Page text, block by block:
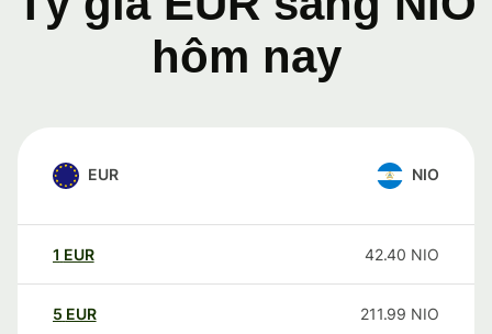
hôm nay
EUR NIO
1 EUR 42.40 NIO
5 EUR 211.99 NIO